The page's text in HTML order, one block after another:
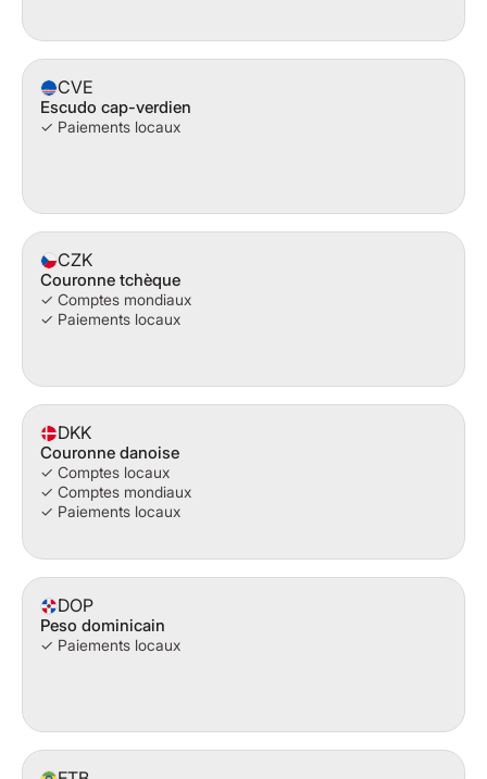
CVE
Escudo cap-verdien
✓ Paiements locaux
CZK
Couronne tchèque
✓ Comptes mondiaux
✓ Paiements locaux
DKK
Couronne danoise
✓ Comptes locaux
✓ Comptes mondiaux
✓ Paiements locaux
DOP
Peso dominicain
✓ Paiements locaux